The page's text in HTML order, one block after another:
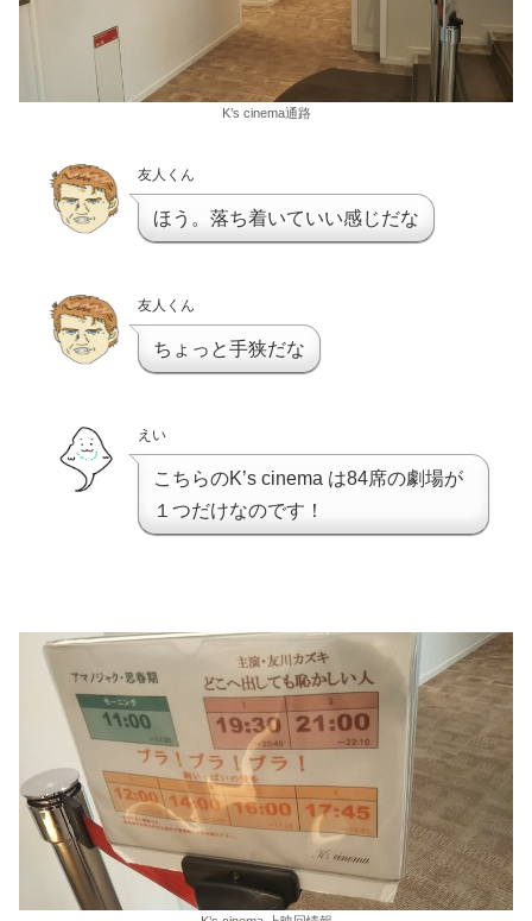
K’s cinema通路
友人くん
ほう。落ち着いていい感じだな
友人くん
ちょっと手狭だな
えい
こちらのK’s cinema は84席の劇場が
１つだけなのです！